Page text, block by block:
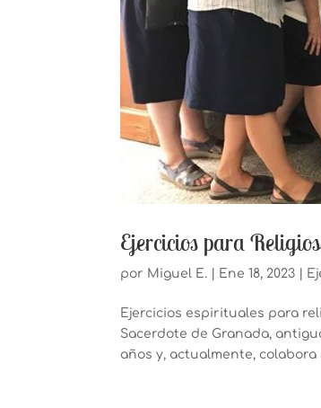
Ejercicios para
por Miguel E. Ene 18, 2023
Ejercicios espirituales para
Sacerdote de Granada,
años y, actualmente, colabora